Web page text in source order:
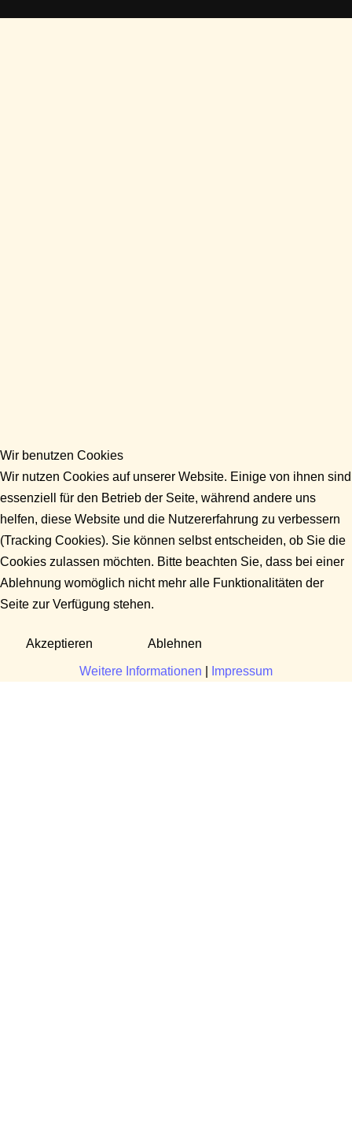
Wir benutzen Cookies
Wir nutzen Cookies auf unserer Website. Einige von ihnen sind
essenziell für den Betrieb der Seite, während andere uns
helfen, diese Website und die Nutzererfahrung zu verbessern
(Tracking Cookies). Sie können selbst entscheiden, ob Sie die
Cookies zulassen möchten. Bitte beachten Sie, dass bei einer
Ablehnung womöglich nicht mehr alle Funktionalitäten der
Seite zur Verfügung stehen.
Akzeptieren Ablehnen
Weitere Informationen Impressum